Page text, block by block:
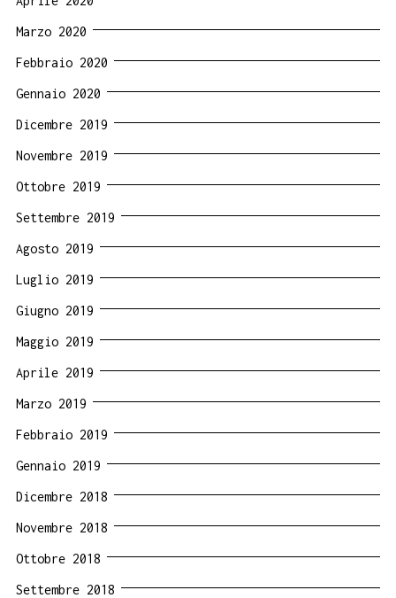
Marzo 2020
Febbraio 2020
Gennaio 2020
Dicembre 2019
Novembre 2019
Ottobre 2019
Settembre 2019
Agosto 2019
Luglio 2019
Giugno 2019
Maggio 2019
Aprile 2019
Marzo 2019
Febbraio 2019
Gennaio 2019
Dicembre 2018
Novembre 2018
Ottobre 2018
Settembre 2018